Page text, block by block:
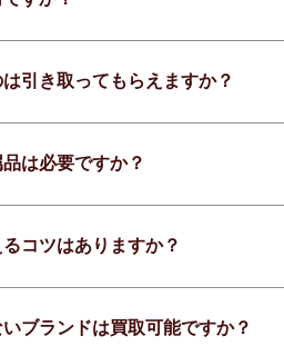
引き取ってもらえますか？
は必要ですか？
コツはありますか？
ブランドは買取可能ですか？